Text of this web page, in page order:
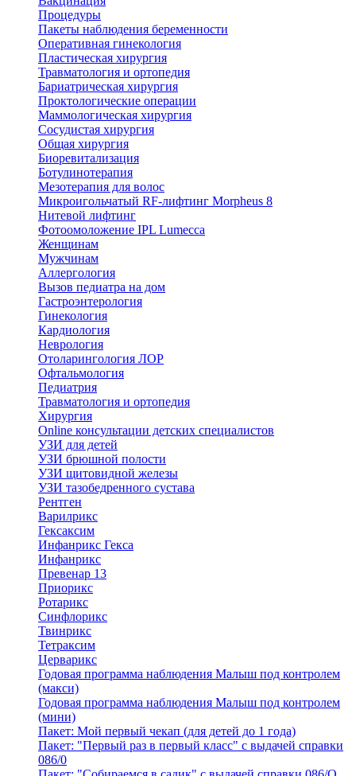
Процедуры
Пакеты наблюдения беременности
Оперативная гинекология
Пластическая хирургия
Травматология и ортопедия
Бариатрическая хирургия
Проктологические операции
Маммологическая хирургия
Сосудистая хирургия
Общая хирургия
Биоревитализация
Ботулинотерапия
Мезотерапия для волос
Микроигольчатый RF-лифтинг Morpheus 8
Нитевой лифтинг
Фотоомоложение IPL Lumecca
Женщинам
Мужчинам
Аллергология
Вызов педиатра на дом
Гастроэнтерология
Гинекология
Кардиология
Неврология
Отоларингология ЛОР
Офтальмология
Педиатрия
Травматология и ортопедия
Хирургия
Online консультации детских специалистов
УЗИ для детей
УЗИ брюшной полости
УЗИ щитовидной железы
УЗИ тазобедренного сустава
Рентген
Варилрикс
Гексаксим
Инфанрикс Гекса
Инфанрикс
Превенар 13
Приорикс
Ротарикс
Синфлорикс
Твинрикс
Тетраксим
Церварикс
Годовая программа наблюдения Малыш под контролем
(макси)
Годовая программа наблюдения Малыш под контролем
(мини)
Пакет: Мой первый чекап (для детей до 1 года)
Пакет: "Первый раз в первый класс" с выдачей справки
086/0